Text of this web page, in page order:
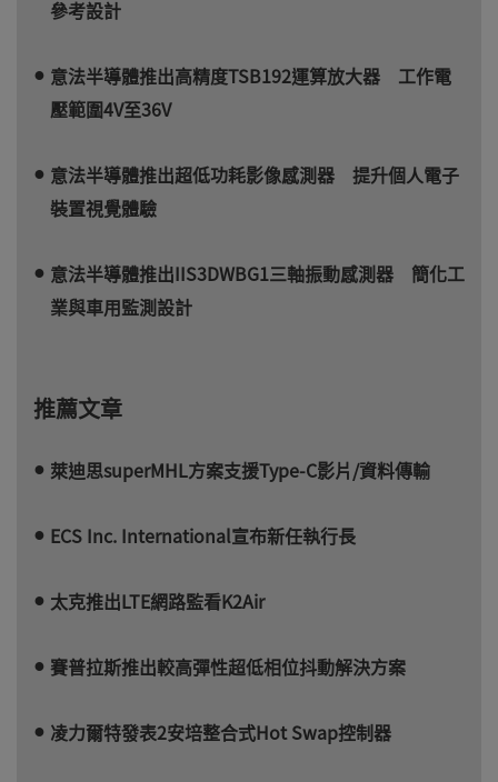
參考設計
意法半導體推出高精度TSB192運算放大器 工作電
壓範圍4V至36V
意法半導體推出超低功耗影像感測器 提升個人電子
裝置視覺體驗
意法半導體推出IIS3DWBG1三軸振動感測器 簡化工
業與車用監測設計
推薦文章
萊迪思superMHL方案支援Type-C影片/資料傳輸
ECS Inc. International宣布新任執行長
太克推出LTE網路監看K2Air
賽普拉斯推出較高彈性超低相位抖動解決方案
凌力爾特發表2安培整合式Hot Swap控制器